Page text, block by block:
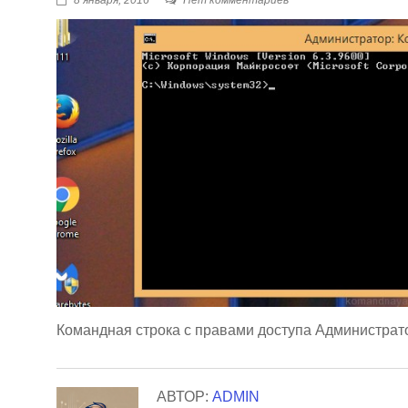
Командная строка с правами доступа
АВТОР: ADMIN